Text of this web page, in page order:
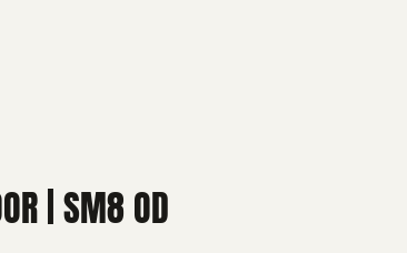
| SM8 OD